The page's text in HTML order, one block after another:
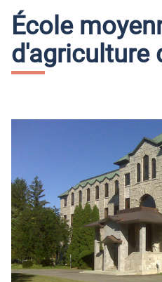
École
d'agriculture